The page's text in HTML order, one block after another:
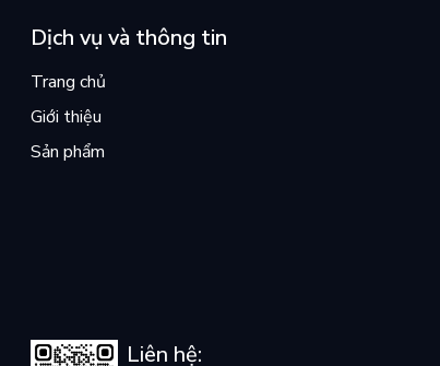
Dịch vụ và thông tin
Trang chủ
Giới thiệu
Sản phẩm
Liên hệ: